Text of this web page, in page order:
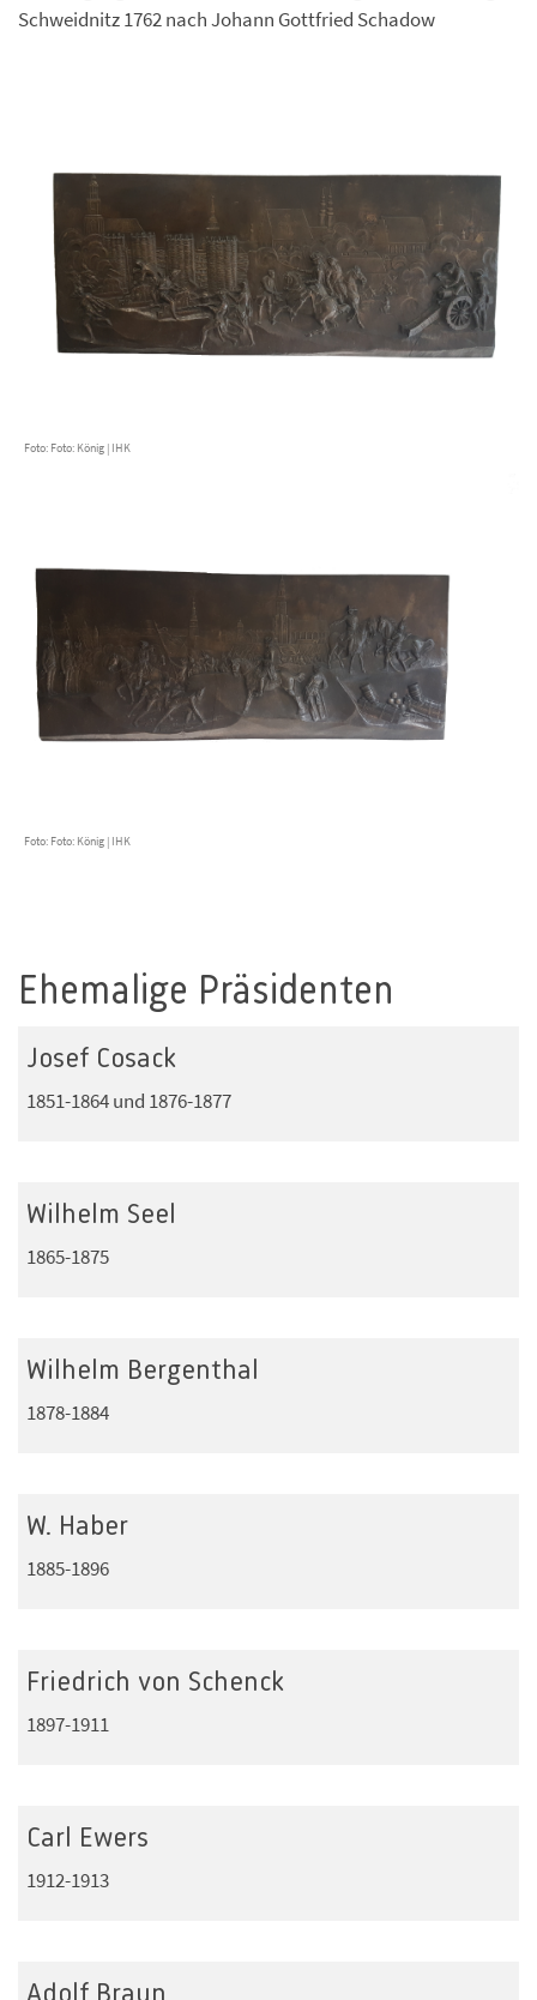
Schweidnitz 1762 nach Johann Gottfried Schadow
Foto: Foto: König | IHK
Foto: Foto: König | IHK
Ehemalige Präsidenten
Josef Cosack
1851-1864 und 1876-1877
Wilhelm Seel
1865-1875
Wilhelm Bergenthal
1878-1884
W. Haber
1885-1896
Friedrich von Schenck
1897-1911
Carl Ewers
1912-1913
Adolf Braun